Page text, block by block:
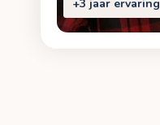
+3 jaar ervaring